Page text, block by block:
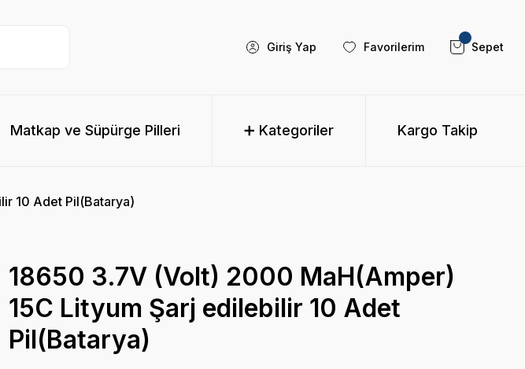
Giriş Yap Favorilerim Sepet
Matkap ve Süpürge Pilleri ➕ Kategoriler Kargo Takip
10 Adet Pil(Batarya)
18650 3.7V (Volt) 2000 MaH(Amper)
15C Lityum Şarj edilebilir 10 Adet
Pil(Batarya)